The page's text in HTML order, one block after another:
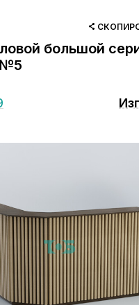
большой